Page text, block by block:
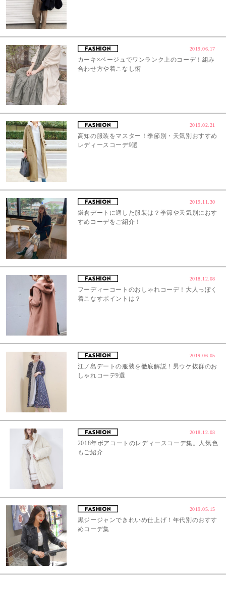
2019.06.17
カーキ×ベージュでワンランク上のコーデ！組み
合わせ方や着こなし術
2019.02.21
高知の服装をマスター！季節別・天気別おすすめ
レディースコーデ9選
2019.11.30
鎌倉デートに適した服装は？季節や天気別におす
すめコーデをご紹介！
2018.12.08
フーディーコートのおしゃれコーデ！大人っぽく
着こなすポイントは？
2019.06.05
江ノ島デートの服装を徹底解説！男ウケ抜群のお
しゃれコーデ9選
2018.12.03
2018年ボアコートのレディースコーデ集。人気色
もご紹介
2019.05.15
黒ジージャンできれいめ仕上げ！年代別のおすす
めコーデ集